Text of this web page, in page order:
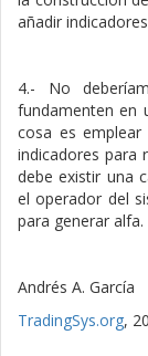
añadir
4.- No
fundamenten en
cosa es emplear
indicadores para
debe existir una
el operador del
para generar alfa.
Andrés A. García
TradingSys.org,